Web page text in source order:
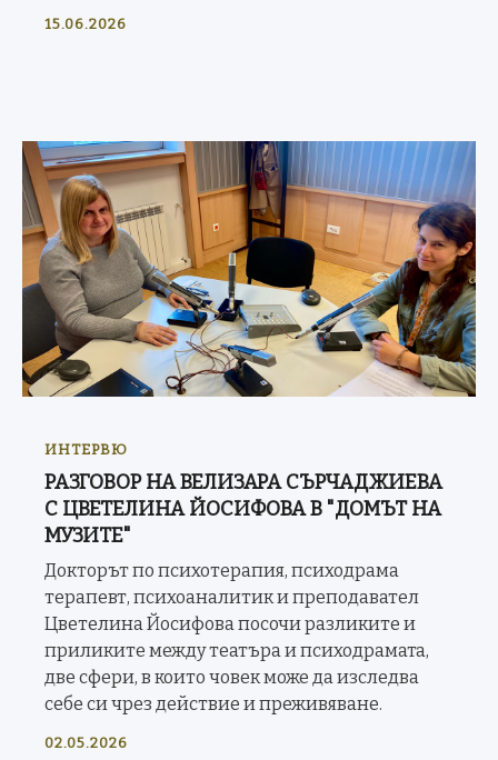
15.06.2026
ИНТЕРВЮ
РАЗГОВОР НА ВЕЛИЗАРА СЪРЧАДЖИЕВА
С ЦВЕТЕЛИНА ЙОСИФОВА В "ДОМЪТ НА
МУЗИТЕ"
Докторът по психотерапия, психодрама
терапевт, психоаналитик и преподавател
Цветелина Йосифова посочи разликите и
приликите между театъра и психодрамата,
две сфери, в които човек може да изследва
себе си чрез действие и преживяване.
02.05.2026